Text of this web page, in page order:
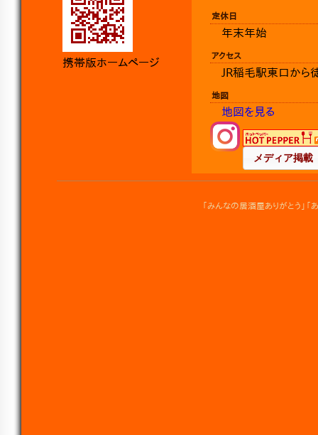
定休日
年末年始
アクセス
JR稲毛駅東口から
地図
地図を見る
Instagram
メディア掲載
携帯版ホームページ
「みんなの居酒屋ありがとう」